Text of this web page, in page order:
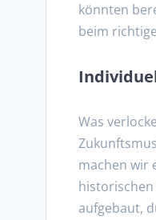
könnten
beim
Was
machen wir
aufgebaut,